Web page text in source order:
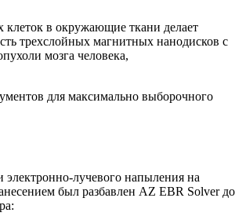
клеток в окружающие ткани делает
трехслойных магнитных нанодисков с
мозга человека,
для максимально выборочного
лучевого напыления на
был разбавлен AZ EBR Solver до